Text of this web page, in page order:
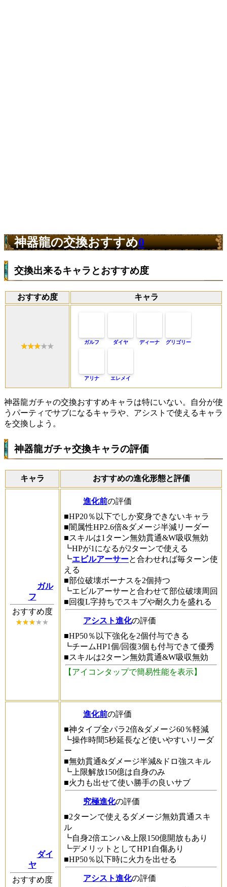
神器龍の交換おすすめ0
交換出来るキャラとおすすめ度
おすすめ度 キャラ
ガルフ ダイヤ ディーナ グリゴリー
アリナ エレメイ
神器龍ガチャの交換おすすめキャラは特にいない。自分が使
うパーティでサブになるキャラや、アシストで使えるキャラ
を交換しよう。
神器龍ガチャ交換キャラの評価
キャラ おすすめの進化形態と評価
ガル
フ
おすすめ度
進化前の評価
■HP20％以下でしか変身できないキャラ
■闇属性HP2.6倍&ダメージ半減リーダー
■スキルは1ターン無効貫通&W吸収無効
┗HPが1になるが2ターンで使える
┗エビルアーサーと合わせれば毎ターン使
える
■部位破壊ボーナスを2個持つ
┗エビルアーサーと合わせて部位破壊周回
■回復L字持ちでスキブや耐久力を盛れる
アシスト進化の評価
■HP50％以下強化を2個付与できる
┗チームHP1個/回復3個も付与できて優秀
■スキルは2ターン無効貫通&W吸収無効
【アイコンタップで簡易性能を表示】
ダイ
ヤ
おすすめ度
進化前の評価
■神タイプ全パラ2倍&ダメージ60％軽減
┗操作時間5秒延長など使いやすいリーダ
ー
■無効貫通&ダメージ半減&ドロ強スキル
┗上限解放150億は自身のみ
■火力も出せて使い勝手の良いサブ
究極進化の評価
■2ターンで使えるダメージ無効貫通スキ
ル
┗自身2倍エンハ&上限150億開放もあり
┗デメリットとしてHP1自傷あり
■HP50％以下時に火力を出せる
アシスト進化の評価